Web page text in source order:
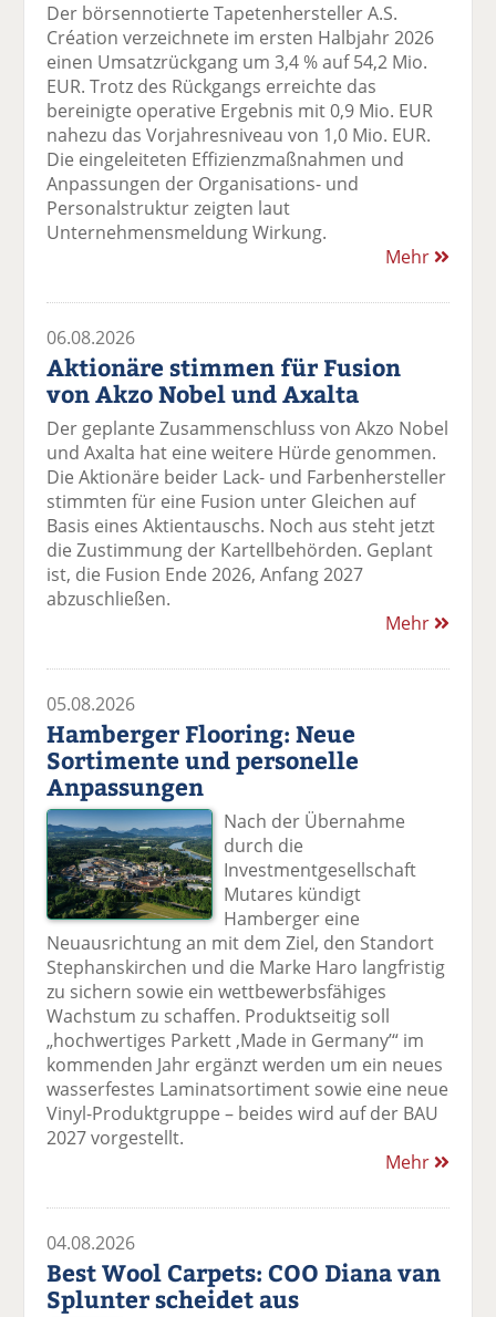
Der börsennotierte Tapetenhersteller A.S.
Création verzeichnete im ersten Halbjahr 2026
einen Umsatzrückgang um 3,4 % auf 54,2 Mio.
EUR. Trotz des Rückgangs erreichte das
bereinigte operative Ergebnis mit 0,9 Mio. EUR
nahezu das Vorjahresniveau von 1,0 Mio. EUR.
Die eingeleiteten Effizienzmaßnahmen und
Anpassungen der Organisations- und
Personalstruktur zeigten laut
Unternehmensmeldung Wirkung.
Mehr
06.08.2026
Aktionäre stimmen für Fusion
von Akzo Nobel und Axalta
Der geplante Zusammenschluss von Akzo Nobel
und Axalta hat eine weitere Hürde genommen.
Die Aktionäre beider Lack- und Farbenhersteller
stimmten für eine Fusion unter Gleichen auf
Basis eines Aktientauschs. Noch aus steht jetzt
die Zustimmung der Kartellbehörden. Geplant
ist, die Fusion Ende 2026, Anfang 2027
abzuschließen.
Mehr
05.08.2026
Hamberger Flooring: Neue
Sortimente und personelle
Anpassungen
Nach der Übernahme
durch die
Investmentgesellschaft
Mutares kündigt
Hamberger eine
Neuausrichtung an mit dem Ziel, den Standort
Stephanskirchen und die Marke Haro langfristig
zu sichern sowie ein wettbewerbsfähiges
Wachstum zu schaffen. Produktseitig soll
„hochwertiges Parkett ,Made in Germany’“ im
kommenden Jahr ergänzt werden um ein neues
wasserfestes Laminatsortiment sowie eine neue
Vinyl-Produktgruppe – beides wird auf der BAU
2027 vorgestellt.
Mehr
04.08.2026
Best Wool Carpets: COO Diana van
Splunter scheidet aus